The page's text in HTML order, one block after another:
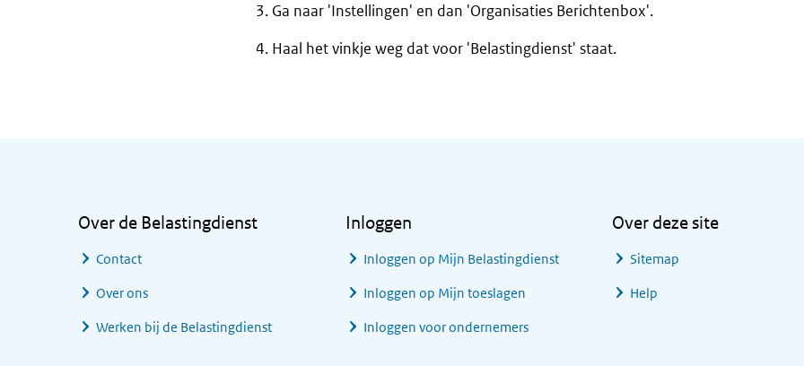
Ga naar 'Instellingen' en dan 'Organisaties Berichtenbox'.
Haal het vinkje weg dat voor 'Belastingdienst' staat.
Over de Belastingdienst
Contact
Over ons
Werken bij de Belastingdienst
Inloggen
Inloggen op Mijn Belastingdienst
Inloggen op Mijn toeslagen
Inloggen voor ondernemers
Over deze site
Sitemap
Help